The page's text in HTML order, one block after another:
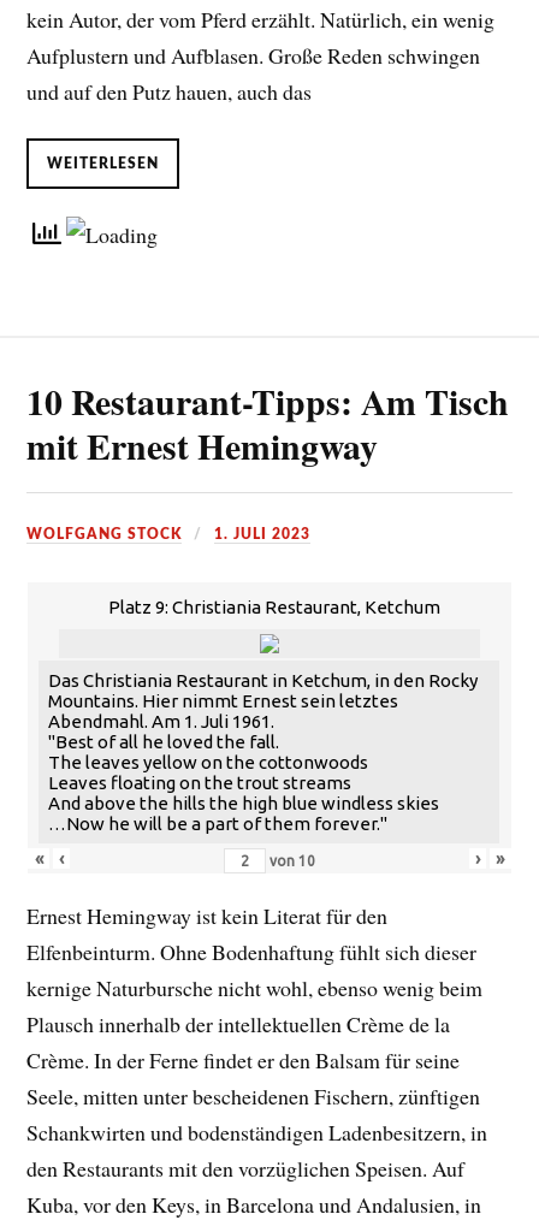
kein Autor, der vom Pferd erzählt. Natürlich, ein wenig
Aufplustern und Aufblasen. Große Reden schwingen
und auf den Putz hauen, auch das
WEITERLESEN
10 Restaurant-Tipps: Am Tisch
mit Ernest Hemingway
WOLFGANG STOCK 1. JULI 2023
Platz 9: Christiania Restaurant, Ketchum
Das Christiania Restaurant in Ketchum, in den Rocky
Mountains. Hier nimmt Ernest sein letztes
Abendmahl. Am 1. Juli 1961.
"Best of all he loved the fall.
The leaves yellow on the cottonwoods
Leaves floating on the trout streams
And above the hills the high blue windless skies
…Now he will be a part of them forever."
«
‹ von 10 › »
Ernest Hemingway ist kein Literat für den
Elfenbeinturm. Ohne Bodenhaftung fühlt sich dieser
kernige Naturbursche nicht wohl, ebenso wenig beim
Plausch innerhalb der intellektuellen Crème de la
Crème. In der Ferne findet er den Balsam für seine
Seele, mitten unter bescheidenen Fischern, zünftigen
Schankwirten und bodenständigen Ladenbesitzern, in
den Restaurants mit den vorzüglichen Speisen. Auf
Kuba, vor den Keys, in Barcelona und Andalusien, in